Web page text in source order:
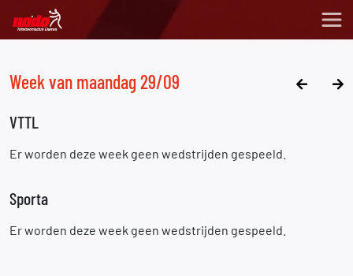
Week van maandag 29/09
VTTL
Er worden deze week geen wedstrijden gespeeld.
Sporta
Er worden deze week geen wedstrijden gespeeld.